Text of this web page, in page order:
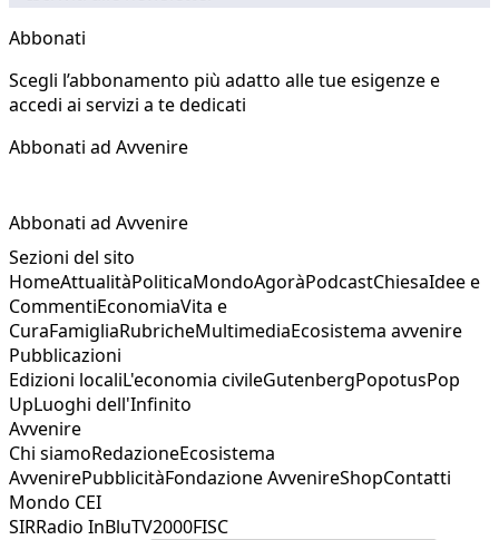
Abbonati
Scegli l’abbonamento più adatto alle tue esigenze e
accedi ai servizi a te dedicati
Abbonati ad Avvenire
Abbonati ad Avvenire
Sezioni del sito
HomeAttualitàPoliticaMondoAgoràPodcastChiesaIdee e
CommentiEconomiaVita e
CuraFamigliaRubricheMultimediaEcosistema avvenire
Pubblicazioni
Edizioni localiL'economia civileGutenbergPopotusPop
UpLuoghi dell'Infinito
Avvenire
Chi siamoRedazioneEcosistema
AvvenirePubblicitàFondazione AvvenireShopContatti
Mondo CEI
SIRRadio InBluTV2000FISC